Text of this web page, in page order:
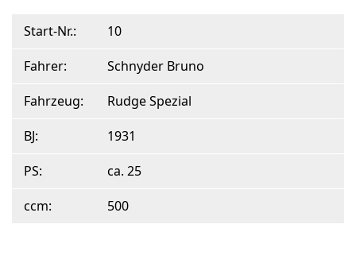
Start-Nr.:
10
Fahrer:
Schnyder Bruno
Fahrzeug:
Rudge Spezial
BJ:
1931
PS:
ca. 25
ccm:
500